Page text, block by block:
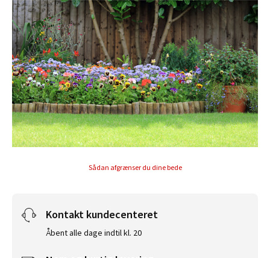
Sådan afgrænser du dine bede
Kontakt kundecenteret
Åbent alle dage indtil kl. 20